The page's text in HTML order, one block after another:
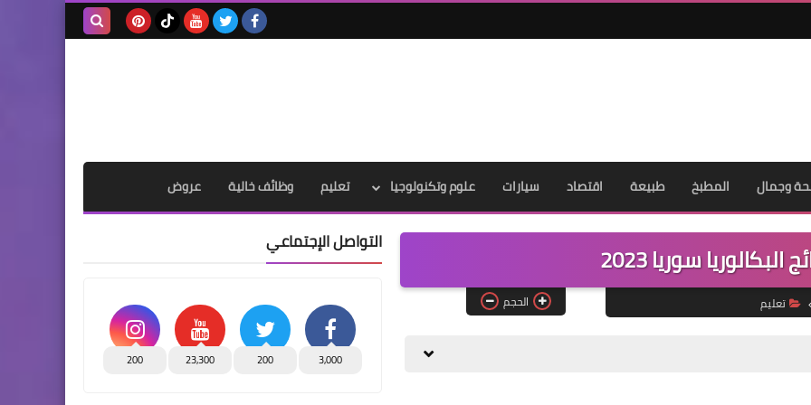
وجمال المطبخ طبيعة اقتصاد سيارات علوم وتكنولوجيا تعليم وظائف خالية عروض
سوريا 2023
تعليم الحجم
التواصل الإجتماعي
3,000
200
23,300
200